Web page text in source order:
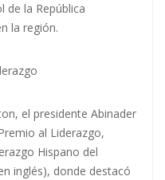
de la República
la región.
el presidente Abinader
al Liderazgo,
Hispano del
inglés), donde destacó